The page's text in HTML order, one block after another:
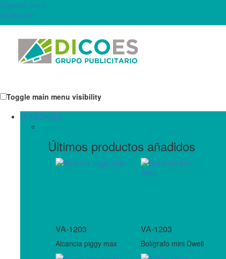
Ingresar como
distribuidor
Toggle main menu visibility
NOVEDADES
Últimos productos añadidos
VA-1203
Alcancia piggy max
VA-1203
Bolígrafo mini Dwell